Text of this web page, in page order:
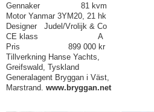
Gennaker 81 kvm
Motor Yanmar 3YM20, 21 hk
Designer Judel/Vrolijk & Co
CE klass A
Pris 899 000 kr
Tillverkning Hanse Yachts,
Greifswald, Tyskland
Generalagent Bryggan i Väst,
Marstrand. www.bryggan.net